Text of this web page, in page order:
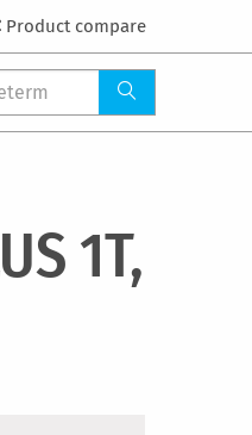
Product compare
1T,